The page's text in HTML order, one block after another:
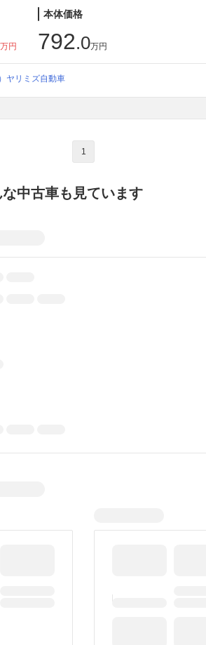
万円
本体価格
792.0万円
）ヤリミズ自動車
1
中古車も見ています